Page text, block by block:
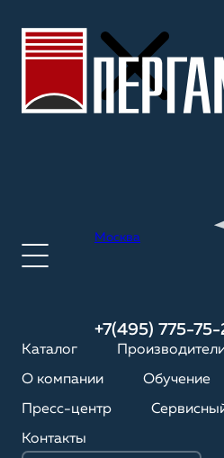
Москва
+7(495) 775-75-
Каталог
О компании Обучение
Пресс-центр
Контакты